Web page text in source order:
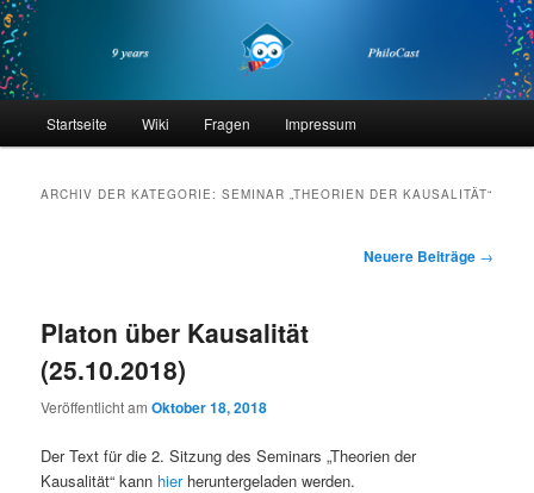
Zum
primären
Inhalt
springen
Zum
sekundären
Inhalt
springenphilocast
Startseite Wiki Fragen Impressum
ARCHIV DER KATEGORIE:SEMINAR „THEORIEN DER KAUSALITÄT“
Neuere Beiträge →
Platon über Kausalität
(25.10.2018)
Veröffentlicht amOktober 18, 2018
Der Text für die 2. Sitzung des Seminars „Theorien der
Kausalität“ kann hierheruntergeladen werden.